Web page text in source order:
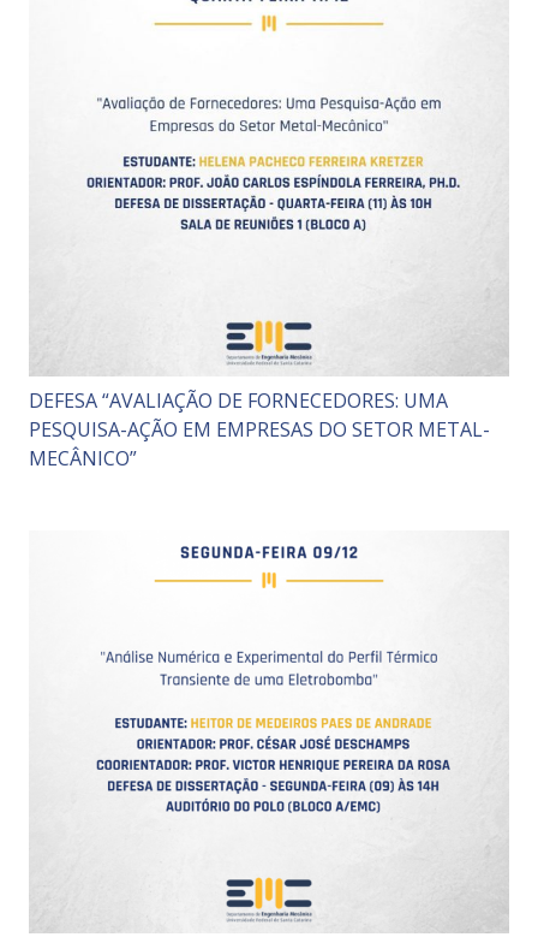
DEFESA “AVALIAÇÃO DE FORNECEDORES: UMA
PESQUISA-AÇÃO EM EMPRESAS DO SETOR METAL-
MECÂNICO”